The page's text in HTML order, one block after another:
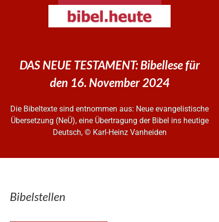
DAS NEUE TESTAMENT: Bibellese für
den 16. November 2024
Die Bibeltexte sind entnommen aus: Neue evangelistische
Übersetzung (NeÜ), eine Übertragung der Bibel ins heutige
Deutsch, © Karl-Heinz Vanheiden
Bibelstellen